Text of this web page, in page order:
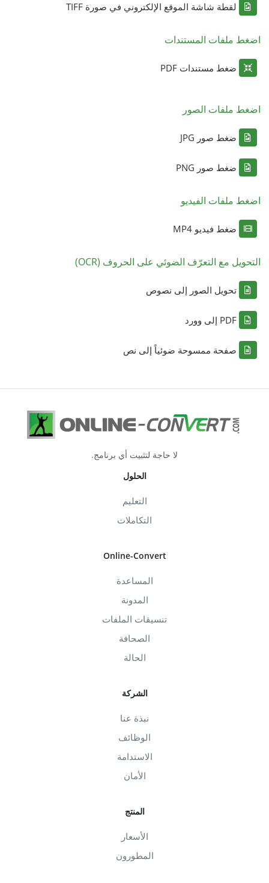
لقطة شاشة الموقع الإلكتروني في صورة TIFF
اضغط ملفات المستندات
ضغط مستندات PDF
اضغط ملفات الصور
ضغط صور JPG
ضغط صور PNG
اضغط ملفات الفيديو
ضغط فيديو MP4
التحويل مع التعرّف الضوئي على الحروف (OCR)
تحويل الصور إلى نصوص
PDF إلى وورد
صفحة ممسوحة ضوئياً إلى نص
لا حاجة لتثبيت أي برنامج.
الحلول
التعليم
التكاملات
Online-Convert
المساعدة
المدونة
تنسيقات الملفات
الصحافة
الحالة
الشركة
نبذة عنا
الوظائف
الاستدامة
الأمان
المنتج
الأسعار
المطورون